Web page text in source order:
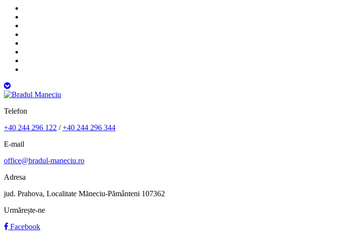
Telefon
+40 244 296 122 /+40 244 296 344
E-mail
office@bradul-maneciu.ro
Adresa
jud. Prahova, Localitate Măneciu-Pământeni 107362
Urmărește-ne
Facebook